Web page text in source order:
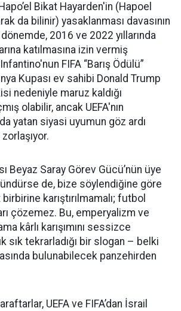
Bikat Hayarden'in (Hapoel
da bilinir) yasaklanması davasının
2016 ve 2022 yıllarında
katılmasına izin vermiş
FIFA “Barış Ödülü”
Kupası ev sahibi Donald Trump
nedeniyle maruz kaldığı
olabilir, ancak UEFA'nın
yatan siyasi uyumun göz ardı
Beyaz Saray Görev Gücü’nün üye
de, bize söylendiğine göre
karıştırılmamalı; futbol
çözemez. Bu, emperyalizm ve
kârlı karışımını sessizce
sık tekrarladığı bir slogan – belki
bulunabilecek panzehirden
UEFA ve FIFA’dan İsrail